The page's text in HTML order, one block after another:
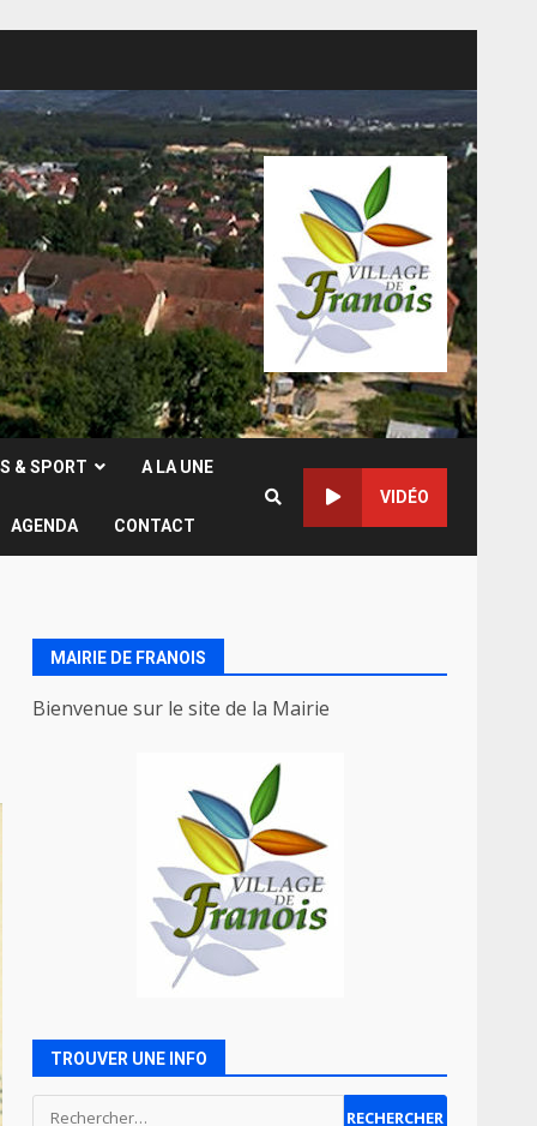
& SPORT A LA UNE
AGENDA CONTACT
VIDÉO
MAIRIE DE FRANOIS
Bienvenue sur le site de la Mairie
TROUVER UNE INFO
Rechercher :